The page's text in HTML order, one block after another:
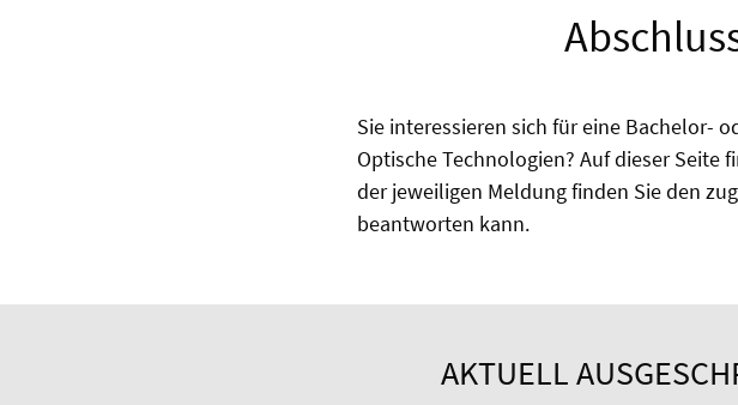
Sie interessieren sich für eine Bachelor-
Optische Technologien? Auf dieser Seite
der jeweiligen Meldung finden Sie den
beantworten kann.
AKTUELL